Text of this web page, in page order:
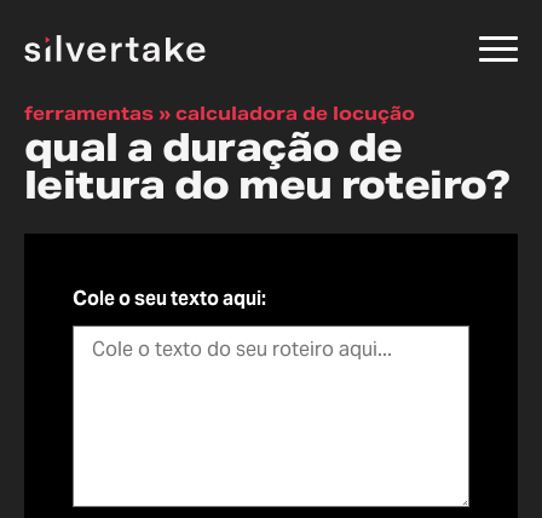
ferramentas » calculadora de locução
qual a duração de
leitura do meu roteiro?
Cole o seu texto aqui: